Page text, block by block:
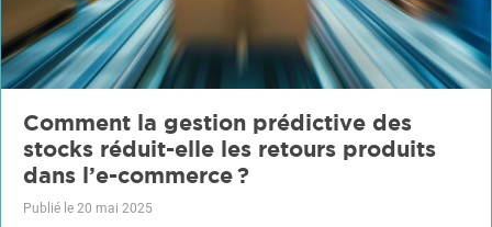
Comment la gestion prédictive des
stocks réduit-elle les retours produits
dans l’e-commerce ?
Publié le 20 mai 2025